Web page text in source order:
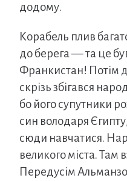
додому.
Корабель плив
до берега — та це
Франкистан! Потім
скрізь збігався
бо його супутники
син володаря
сюди навчатися.
великого міста. Там
Передусім